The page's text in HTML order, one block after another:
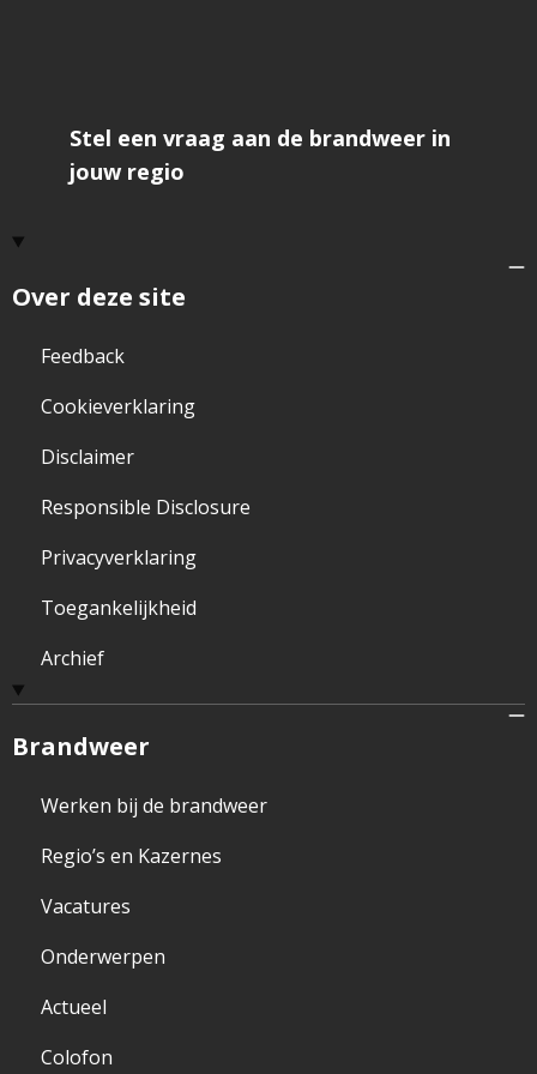
Over deze site
Feedback
Cookieverklaring
Disclaimer
Responsible Disclosure
Privacyverklaring
Toegankelijkheid
Archief
Brandweer
Werken bij de brandweer
Regio’s en Kazernes
Vacatures
Onderwerpen
Actueel
Colofon
Stel een vraag aan de brandweer in
jouw regio